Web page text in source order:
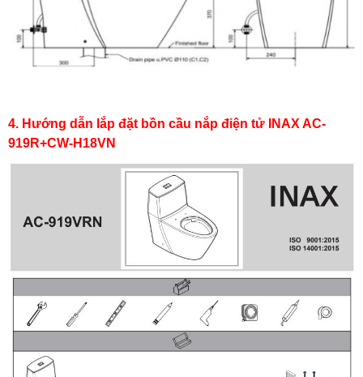
4. Hướng dẫn lắp đặt bồn cầu nắp điện tử INAX AC-
919R+CW-H18VN